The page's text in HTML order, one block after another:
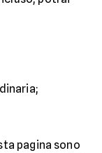
pagina sono